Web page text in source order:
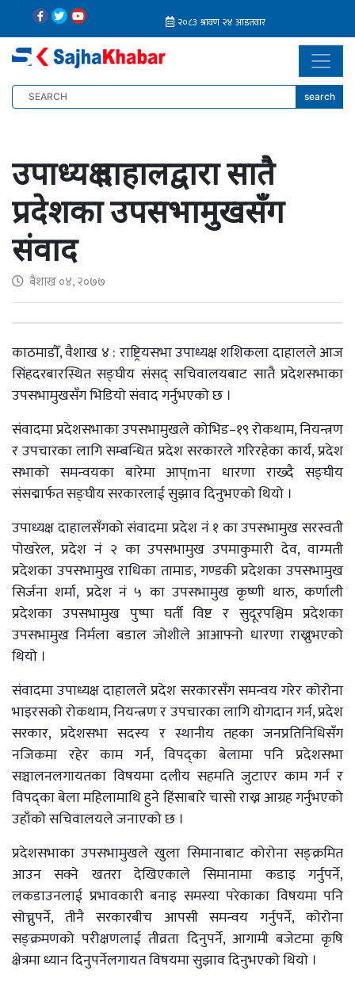
search
उपाध्यक्ष दाहालद्वारा सातै
प्रदेशका उपसभामुखसँग
संवाद
बैशाख ०४, २०७७
काठमाडौँ, वैशाख ४ : राष्ट्रियसभा उपाध्यक्ष शशिकला दाहालले आज
सिंहदरबारस्थित सङ्घीय संसद् सचिवालयबाट सातै प्रदेशसभाका
उपसभामुखसँग भिडियो संवाद गर्नुभएको छ ।
संवादमा प्रदेशसभाका उपसभामुखले कोभिड–१९ रोकथाम, नियन्त्रण
र उपचारका लागि सम्बन्धित प्रदेश सरकारले गरिरहेका कार्य, प्रदेश
सभाको समन्वयका बारेमा आप्mना धारणा राख्दै सङ्घीय
संसद्मार्फत सङ्घीय सरकारलाई सुझाव दिनुभएको थियो ।
उपाध्यक्ष दाहालसँगको संवादमा प्रदेश नं १ का उपसभामुख सरस्वती
पोखरेल, प्रदेश नं २ का उपसभामुख उपमाकुमारी देव, वाग्मती
प्रदेशका उपसभामुख राधिका तामाङ, गण्डकी प्रदेशका उपसभामुख
सिर्जना शर्मा, प्रदेश नं ५ का उपसभामुख कृष्णी थारु, कर्णाली
प्रदेशका उपसभामुख पुष्पा घर्ती विष्ट र सुदूरपश्चिम प्रदेशका
उपसभामुख निर्मला बडाल जोशीले आआफ्नो धारणा राख्नुभएको
थियो ।
संवादमा उपाध्यक्ष दाहालले प्रदेश सरकारसँग समन्वय गरेर कोरोना
भाइरसको रोकथाम, नियन्त्रण र उपचारका लागि योगदान गर्न, प्रदेश
सरकार, प्रदेशसभा सदस्य र स्थानीय तहका जनप्रतिनिधिसँग
नजिकमा रहेर काम गर्न, विपद्का बेलामा पनि प्रदेशसभा
सञ्चालनलगायतका विषयमा दलीय सहमति जुटाएर काम गर्न र
विपद्का बेला महिलामाथि हुने हिंसाबारे चासो राख्न आग्रह गर्नुभएको
उहाँको सचिवालयले जनाएको छ ।
प्रदेशसभाका उपसभामुखले खुला सिमानाबाट कोरोना सङ्क्रमित
आउन सक्ने खतरा देखिएकाले सिमानामा कडाइ गर्नुपर्ने,
लकडाउनलाई प्रभावकारी बनाइ समस्या परेकाका विषयमा पनि
सोच्नुपर्ने, तीनै सरकारबीच आपसी समन्वय गर्नुपर्ने, कोरोना
सङ्क्रमणको परीक्षणलाई तीव्रता दिनुपर्ने, आगामी बजेटमा कृषि
क्षेत्रमा ध्यान दिनुपर्नेलगायत विषयमा सुझाव दिनुभएको थियो ।